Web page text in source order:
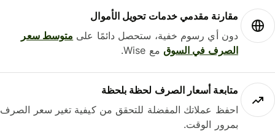
مقارنة مقدمي خدمات تحويل الأموال
دون أي رسوم خفية، ستحصل دائمًا علىمتوسط ​​سعر
الصرف في السوقمع Wise.
متابعة أسعار الصرف لحظة بلحظة
احفظ عملاتك المفضلة للتحقق من كيفية تغير سعر الصرف
بمرور الوقت.